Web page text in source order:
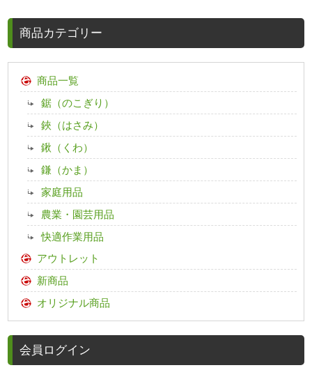
商品カテゴリー
商品一覧
鋸（のこぎり）
鋏（はさみ）
鍬（くわ）
鎌（かま）
家庭用品
農業・園芸用品
快適作業用品
アウトレット
新商品
オリジナル商品
会員ログイン